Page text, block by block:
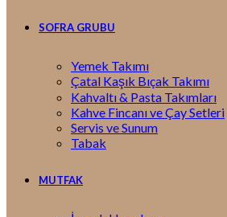
SOFRA GRUBU
Yemek Takımı
Çatal Kaşık Bıçak Takımı
Kahvaltı & Pasta Takımları
Kahve Fincanı ve Çay Setleri
Servis ve Sunum
Tabak
MUTFAK